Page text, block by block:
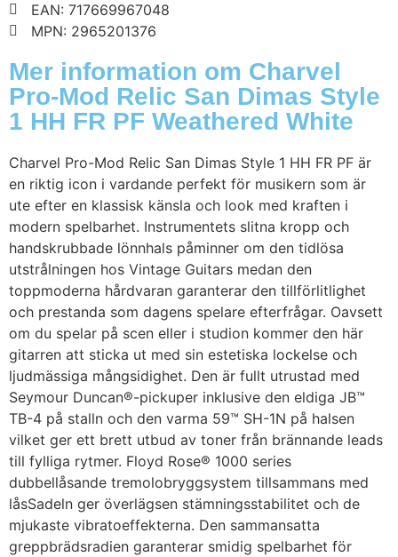
EAN: 717669967048
MPN: 2965201376
Mer information om Charvel
Pro-Mod Relic San Dimas Style
1 HH FR PF Weathered White
Charvel Pro-Mod Relic San Dimas Style 1 HH FR PF är
en riktig icon i vardande perfekt för musikern som är
ute efter en klassisk känsla och look med kraften i
modern spelbarhet. Instrumentets slitna kropp och
handskrubbade lönnhals påminner om den tidlösa
utstrålningen hos Vintage Guitars medan den
toppmoderna hårdvaran garanterar den tillförlitlighet
och prestanda som dagens spelare efterfrågar. Oavsett
om du spelar på scen eller i studion kommer den här
gitarren att sticka ut med sin estetiska lockelse och
ljudmässiga mångsidighet. Den är fullt utrustad med
Seymour Duncan®-pickuper inklusive den eldiga JB™
TB-4 på stalln och den varma 59™ SH-1N på halsen
vilket ger ett brett utbud av toner från brännande leads
till fylliga rytmer. Floyd Rose® 1000 series
dubbellåsande tremolobryggsystem tillsammans med
låsSadeln ger överlägsen stämningsstabilitet och de
mjukaste vibratoeffekterna. Den sammansatta
greppbrädsradien garanterar smidig spelbarhet för